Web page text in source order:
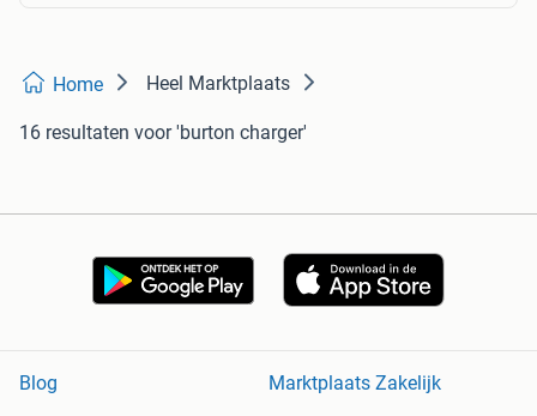
Home Heel Marktplaats
16 resultaten voor 'burton charger'
Blog
Marktplaats Zakelijk